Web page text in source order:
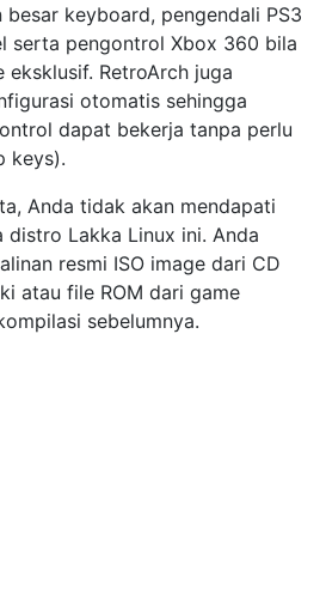
besar keyboard, pengendali PS3
serta pengontrol Xbox 360 bila
eksklusif. RetroArch juga
otomatis sehingga
dapat bekerja tanpa perlu
keys).
Anda tidak akan mendapati
Lakka Linux ini. Anda
resmi ISO image dari CD
atau file ROM dari game
sebelumnya.